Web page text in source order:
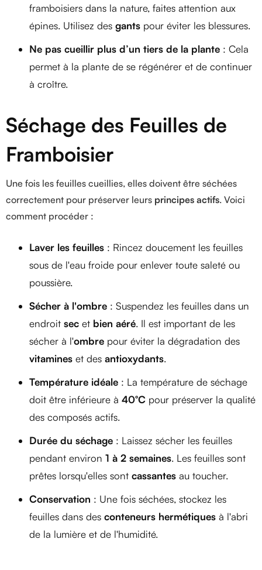
framboisiers dans la nature, faites attention aux
épines. Utilisez des gants pour éviter les blessures.
Ne pas cueillir plus d’un tiers de la plante : Cela
permet à la plante de se régénérer et de continuer
à croître.
Séchage des Feuilles de
Framboisier
Une fois les feuilles cueillies, elles doivent être séchées
correctement pour préserver leurs principes actifs. Voici
comment procéder :
Laver les feuilles : Rincez doucement les feuilles
sous de l'eau froide pour enlever toute saleté ou
poussière.
Sécher à l'ombre : Suspendez les feuilles dans un
endroit sec et bien aéré. Il est important de les
sécher à l'ombre pour éviter la dégradation des
vitamines et des antioxydants.
Température idéale : La température de séchage
doit être inférieure à 40°C pour préserver la qualité
des composés actifs.
Durée du séchage : Laissez sécher les feuilles
pendant environ 1 à 2 semaines. Les feuilles sont
prêtes lorsqu'elles sont cassantes au toucher.
Conservation : Une fois séchées, stockez les
feuilles dans des conteneurs hermétiques à l'abri
de la lumière et de l'humidité.